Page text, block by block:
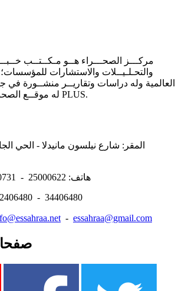
مركـــز الصحـــراء هــو مـكــتــب
والتحـلـيــلات والاستشارات
العالمية وله دراسات وتقاريــر منشــورة في
له موقــع الصحراء ومنصة الصحراء PLUS.
هاتف: 25000622 - 45250731 - 45255931
- 34406480
- essahraa@gmail.com